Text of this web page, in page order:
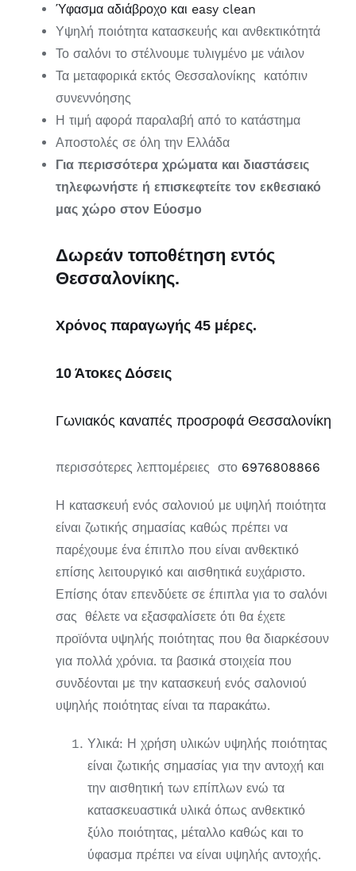
Ύφασμα αδιάβροχο και easy clean
Υψηλή ποιότητα κατασκευής και ανθεκτικότητά
Το σαλόνι το στέλνουμε τυλιγμένο με νάιλον
Τα μεταφορικά εκτός Θεσσαλονίκης κατόπιν
συνεννόησης
Η τιμή αφορά παραλαβή από το κατάστημα
Αποστολές σε όλη την Ελλάδα
Για περισσότερα χρώματα και διαστάσεις
τηλεφωνήστε ή επισκεφτείτε τον εκθεσιακό
μας χώρο στον Εύοσμο
Δωρεάν τοποθέτηση εντός
Θεσσαλονίκης.
Χρόνος παραγωγής 45 μέρες.
10 Άτοκες Δόσεις
Γωνιακός καναπές προσροφά Θεσσαλονίκη
περισσότερες λεπτομέρειες στο 6976808866
Η κατασκευή ενός σαλονιού με υψηλή ποιότητα
είναι ζωτικής σημασίας καθώς πρέπει να
παρέχουμε ένα έπιπλο που είναι ανθεκτικό
επίσης λειτουργικό και αισθητικά ευχάριστο.
Επίσης όταν επενδύετε σε έπιπλα για το σαλόνι
σας θέλετε να εξασφαλίσετε ότι θα έχετε
προϊόντα υψηλής ποιότητας που θα διαρκέσουν
για πολλά χρόνια. τα βασικά στοιχεία που
συνδέονται με την κατασκευή ενός σαλονιού
υψηλής ποιότητας είναι τα παρακάτω.
Υλικά: Η χρήση υλικών υψηλής ποιότητας
είναι ζωτικής σημασίας για την αντοχή και
την αισθητική των επίπλων ενώ τα
κατασκευαστικά υλικά όπως ανθεκτικό
ξύλο ποιότητας, μέταλλο καθώς και το
ύφασμα πρέπει να είναι υψηλής αντοχής.